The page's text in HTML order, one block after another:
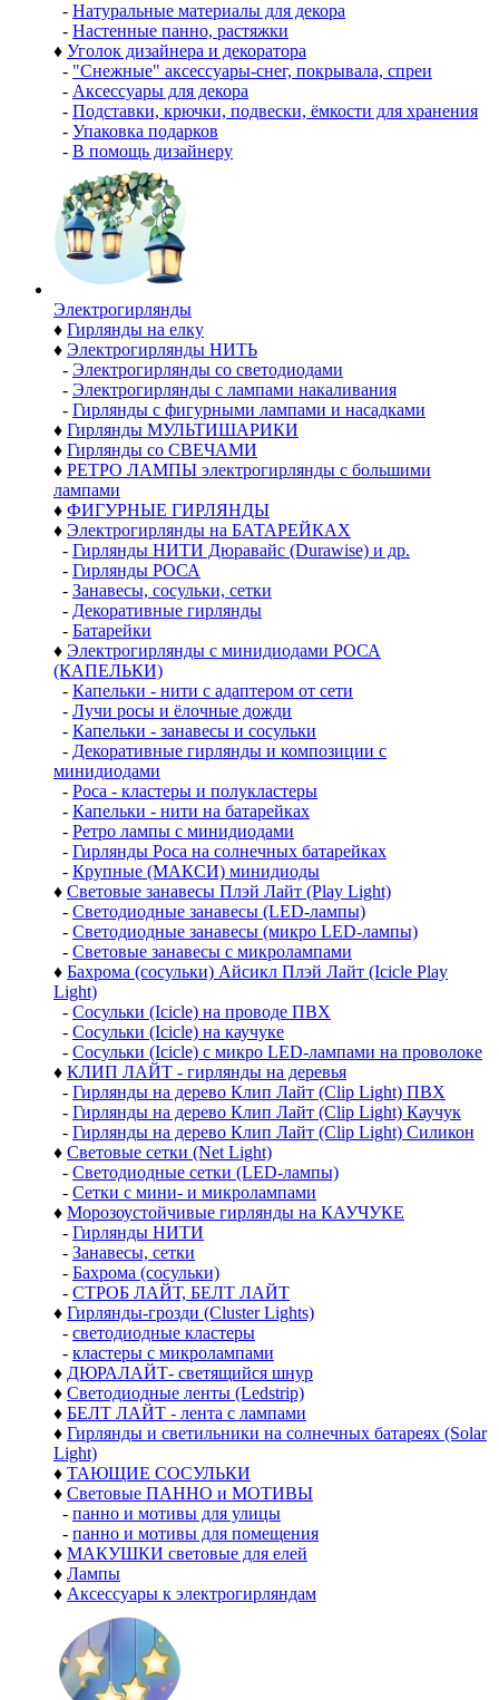
- Натуральные материалы для декора
- Настенные панно, растяжки
♦ Уголок дизайнера и декоратора
- "Снежные" аксессуары-снег, покрывала, спреи
- Аксессуары для декора
- Подставки, крючки, подвески, ёмкости для хранения
- Упаковка подарков
- В помощь дизайнеру
Электро­гирлянды
♦ Гирлянды на елку
♦ Электрогирлянды НИТЬ
- Электрогирлянды со светодиодами
- Электрогирлянды с лампами накаливания
- Гирлянды с фигурными лампами и насадками
♦ Гирлянды МУЛЬТИШАРИКИ
♦ Гирлянды со СВЕЧАМИ
♦ РЕТРО ЛАМПЫ электрогирлянды с большими
лампами
♦ ФИГУРНЫЕ ГИРЛЯНДЫ
♦ Электрогирлянды на БАТАРЕЙКАХ
- Гирлянды НИТИ Дюравайс (Durawise) и др.
- Гирлянды РОСА
- Занавесы, сосульки, сетки
- Декоративные гирлянды
- Батарейки
♦ Электрогирлянды с минидиодами РОСА
(КАПЕЛЬКИ)
- Капельки - нити с адаптером от сети
- Лучи росы и ёлочные дожди
- Капельки - занавесы и сосульки
- Декоративные гирлянды и композиции с
минидиодами
- Роса - кластеры и полукластеры
- Капельки - нити на батарейках
- Ретро лампы с минидиодами
- Гирлянды Роса на солнечных батарейках
- Крупные (МАКСИ) минидиоды
♦ Световые занавесы Плэй Лайт (Play Light)
- Светодиодные занавесы (LED-лампы)
- Светодиодные занавесы (микро LED-лампы)
- Световые занавесы с микролампами
♦ Бахрома (сосульки) Айсикл Плэй Лайт (Icicle Play
Light)
- Сосульки (Icicle) на проводе ПВХ
- Сосульки (Icicle) на каучуке
- Сосульки (Icicle) с микро LED-лампами на проволоке
♦ КЛИП ЛАЙТ - гирлянды на деревья
- Гирлянды на дерево Клип Лайт (Clip Light) ПВХ
- Гирлянды на дерево Клип Лайт (Clip Light) Каучук
- Гирлянды на дерево Клип Лайт (Clip Light) Силикон
♦ Световые сетки (Net Light)
- Светодиодные сетки (LED-лампы)
- Сетки с мини- и микролампами
♦ Морозоустойчивые гирлянды на КАУЧУКЕ
- Гирлянды НИТИ
- Занавесы, сетки
- Бахрома (сосульки)
- СТРОБ ЛАЙТ, БЕЛТ ЛАЙТ
♦ Гирлянды-грозди (Cluster Lights)
- светодиодные кластеры
- кластеры с микролампами
♦ ДЮРАЛАЙТ- светящийся шнур
♦ Светодиодные ленты (Ledstrip)
♦ БЕЛТ ЛАЙТ - лента с лампами
♦ Гирлянды и светильники на солнечных батареях (Solar
Light)
♦ ТАЮЩИЕ СОСУЛЬКИ
♦ Световые ПАННО и МОТИВЫ
- панно и мотивы для улицы
- панно и мотивы для помещения
♦ МАКУШКИ световые для елей
♦ Лампы
♦ Аксессуары к электрогирляндам